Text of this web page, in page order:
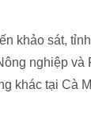
khảo sát,
nghiệp và
khác tại Cà